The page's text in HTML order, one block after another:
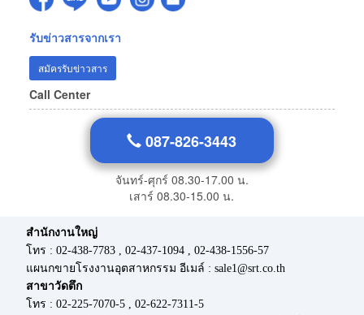
รับข่าวสารจากเรา
สมัครรับข่าวสาร
Call Center
087-826-3443
จันทร์-ศุกร์ 08.30-17.00 น.
เสาร์ 08.30-15.00 น.
สำนักงานใหญ่
โทร : 02-438-7783 , 02-437-1094 , 02-438-1556-57
แผนกขายโรงงานอุตสาหกรรม อีเมล์ : sale1@srt.co.th
สาขาวัดตึก
โทร : 02-225-7070-5 , 02-622-7311-5